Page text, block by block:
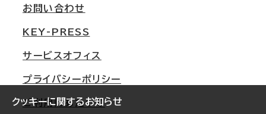
クッキーに関するお知らせ
オフィス移転Q&A
大阪
名古屋
札幌
仙台
お問い合わせ
KEY-PRESS
サービスオフィス
プライバシーポリシー
ご利用にあたって